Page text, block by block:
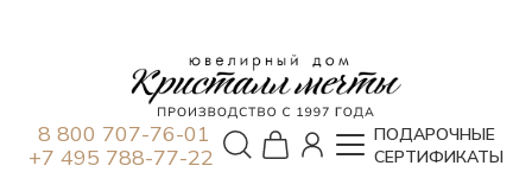
8 800 707-76-01
+7 495 788-77-22
ПОДАРОЧНЫЕ
СЕРТИФИКАТЫ